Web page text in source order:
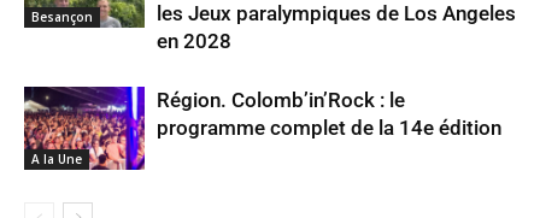
Besançon
les Jeux paralympiques de Los Angeles
en 2028
A la Une
Région. Colomb’in’Rock : le
programme complet de la 14e édition